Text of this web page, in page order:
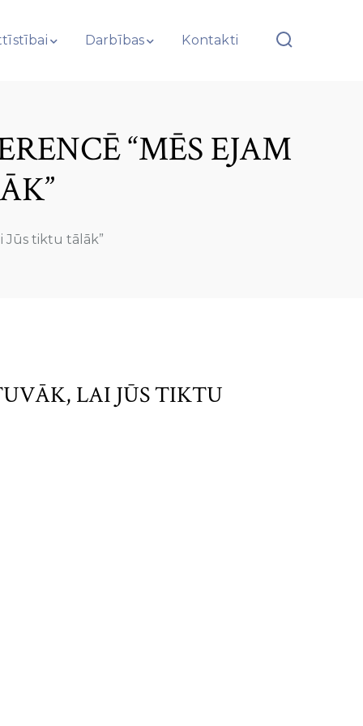
Darbības Kontakti
“MĒS EJAM
Jūs tiktu tālāk”
LAI JŪS TIKTU